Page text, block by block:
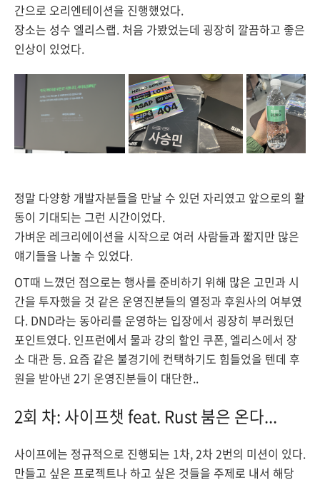
간으로 오리엔테이션을 진행했었다.
장소는 성수 엘리스랩. 처음 가봤었는데 굉장히 깔끔하고 좋은
인상이 있었다.
정말 다양항 개발자분들을 만날 수 있던 자리였고 앞으로의 활
동이 기대되는 그런 시간이었다.
가벼운 레크리에이션을 시작으로 여러 사람들과 짧지만 많은
얘기들을 나눌 수 있었다.
OT때 느꼈던 점으로는 행사를 준비하기 위해 많은 고민과 시
간을 투자했을 것 같은 운영진분들의 열정과 후원사의 여부였
다. DND라는 동아리를 운영하는 입장에서 굉장히 부러웠던
포인트였다. 인프런에서 물과 강의 할인 쿠폰, 엘리스에서 장
소 대관 등. 요즘 같은 불경기에 컨택하기도 힘들었을 텐데 후
원을 받아낸 2기 운영진분들이 대단한..
2회 차: 사이프챗 feat. Rust 붐은 온다...
사이프에는 정규적으로 진행되는 1차, 2차 2번의 미션이 있다.
만들고 싶은 프로젝트나하고 싶은 것들을 주제로 내서 해당